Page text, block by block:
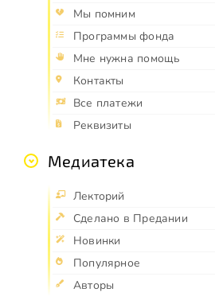
Мы помним
Программы фонда
Мне нужна помощь
Контакты
Все платежи
Реквизиты
Медиатека
Лекторий
Сделано в Предании
Новинки
Популярное
Авторы